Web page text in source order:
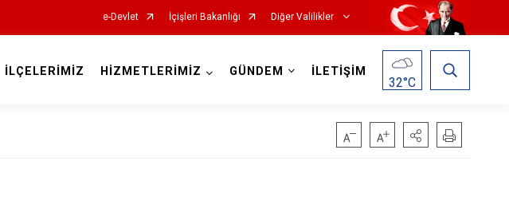
e-Devlet İçişleri Bakanlığı Diğer Valilikler
İLÇELERİMİZ HİZMETLERİMİZ GÜNDEM İLETİŞİM
32°C